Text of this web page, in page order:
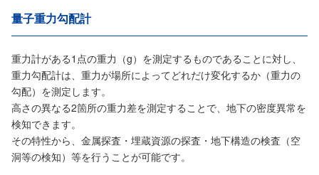
量子重力勾配計
重力計がある1点の重力（g）を測定するものであることに対し、
重力勾配計は、重力が場所によってどれだけ変化するか（重力の
勾配）を測定します。
高さの異なる2箇所の重力差を測定することで、地下の密度異常を
検知できます。
その特性から、金属探査・埋蔵資源の探査・地下構造の検査（空
洞等の検知）等を行うことが可能です。